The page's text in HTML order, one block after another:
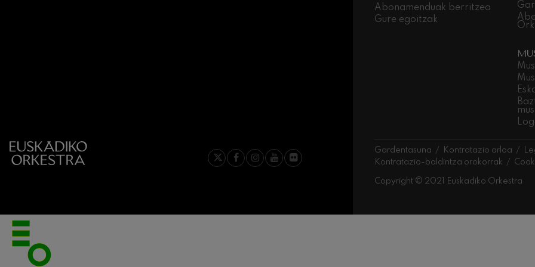
Abonamenduak berritzea
Gure egoitzak
Gardentasuna Kontratazio arloa
Kontratazio-baldintza orokorrak
Copyright © 2021 Euskadiko Orkestra